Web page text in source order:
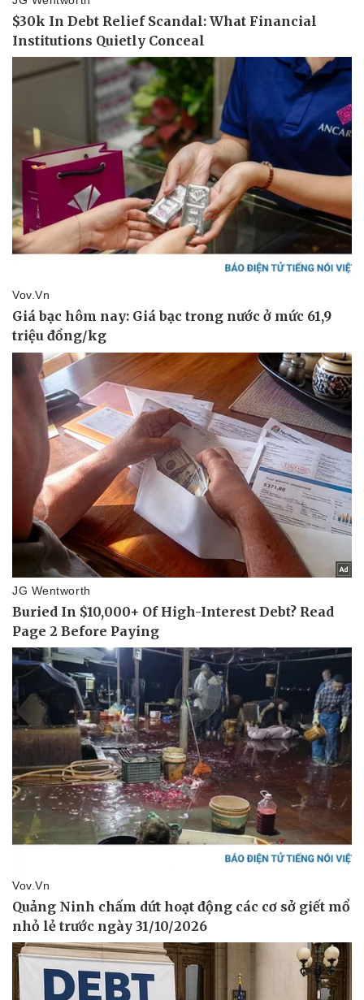
Tin nóng
Tư vấn luật
Quân sự - Quốc phòng
Vũ khí
Việt Nam
Phân tích
Thể thao
Bóng đá
Lịch thi đấu bóng đá
Thế giới thể thao
eSports
Hậu trường
Ô tô
Xe máy
Tư vấn